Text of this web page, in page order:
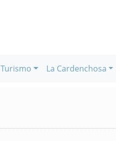
Turismo La Cardenchosa